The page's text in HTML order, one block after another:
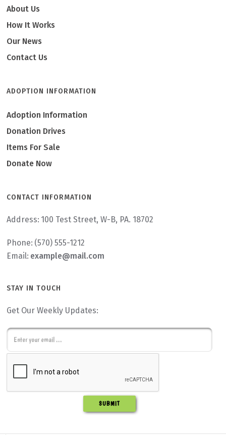
About Us
How It Works
Our News
Contact Us
ADOPTION INFORMATION
Adoption Information
Donation Drives
Items For Sale
Donate Now
CONTACT INFORMATION
Address: 100 Test Street, W-B, PA. 18702
Phone: (570) 555-1212
Email: example@mail.com
STAY IN TOUCH
Get Our Weekly Updates:
E